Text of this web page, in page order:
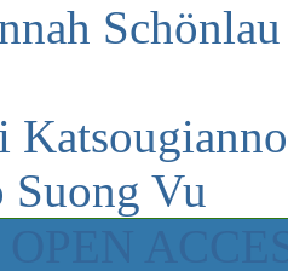
Suong Vu